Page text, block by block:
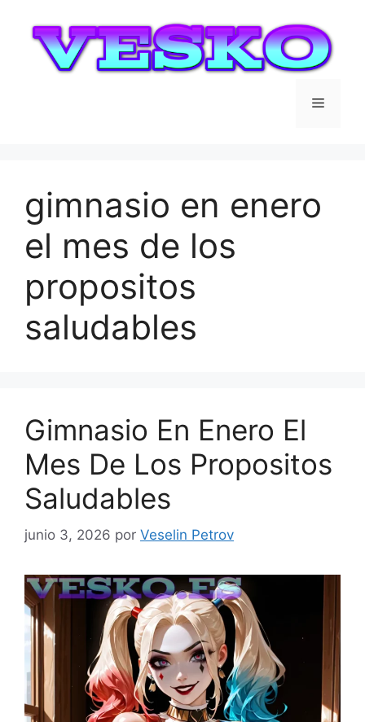
contenido
Menú
gimnasio en enero
el mes de los
propositos
saludables
Gimnasio En Enero El
Mes De Los Propositos
Saludables
junio 3, 2026 por Veselin Petrov